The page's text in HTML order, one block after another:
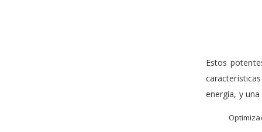
Estos
energía, y